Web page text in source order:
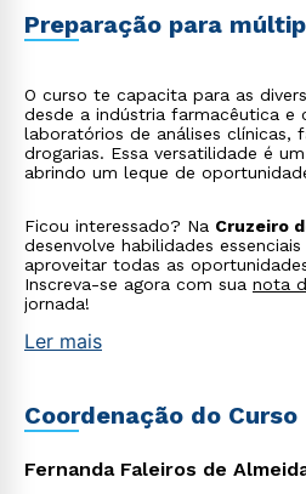
Preparação para
O curso te capacita para as
desde a indústria farmacêutica e
laboratórios de análises clínicas,
drogarias. Essa versatilidade é
abrindo um leque de
Ficou interessado? Na Cruzeiro
desenvolve habilidades
aproveitar todas as
Inscreva-se agora com sua nota
jornada!
Ler mais
Coordenação do Curso
Fernanda Faleiros de
Estou de acordo com aPolítica
autorizo que meus dados
envio de conteúdos da